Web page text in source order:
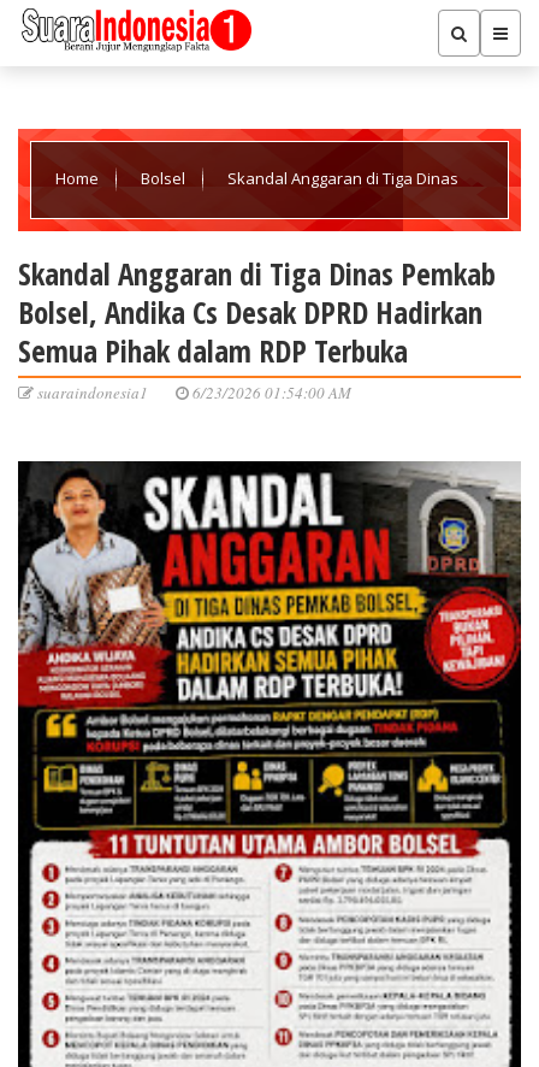
Home Bolsel Skandal Anggaran di Tiga Dinas
dalam RDP Terbuka
Skandal Anggaran di Tiga Dinas Pemkab
Bolsel, Andika Cs Desak DPRD Hadirkan
Semua Pihak dalam RDP Terbuka
suaraindonesia1 6/23/2026 01:54:00 AM